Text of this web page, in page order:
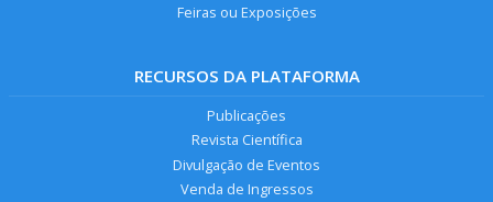
Feiras ou Exposições
RECURSOS DA PLATAFORMA
Publicações
Revista Científica
Divulgação de Eventos
Venda de Ingressos